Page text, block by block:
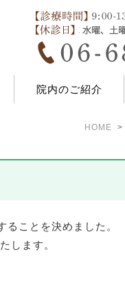
院内のご紹介
HOME
ことを決めました。
します。